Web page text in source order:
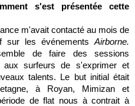
s'est présentée cette
m'avait contacté au mois de
sur les événements Airborne.
de faire des sessions
aux surfeurs de s'exprimer et
talents. Le but initial était
à Royan, Mimizan et
de flat nous à contrait à